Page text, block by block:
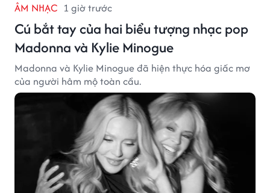
ÂM NHẠC 1 giờ trước
Cú bắt tay của hai biểu tượng nhạc pop
Madonna và Kylie Minogue
Madonna và Kylie Minogue đã hiện thực hóa giấc mơ
của người hâm mộ toàn cầu.